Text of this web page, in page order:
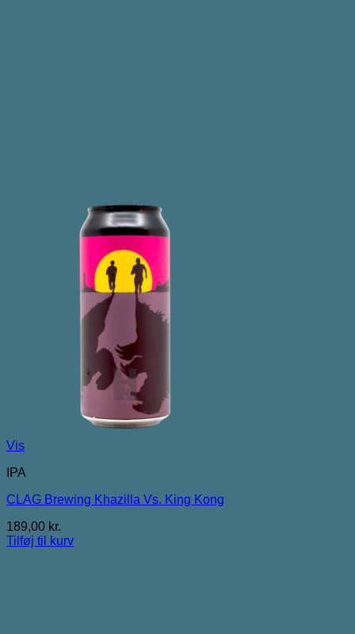
Vis
IPA
CLAG Brewing Khazilla Vs. King Kong
189,00 kr.
Tilføj til kurv